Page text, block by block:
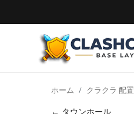
日本語
ホーム クラクラ 配置
← タウンホール